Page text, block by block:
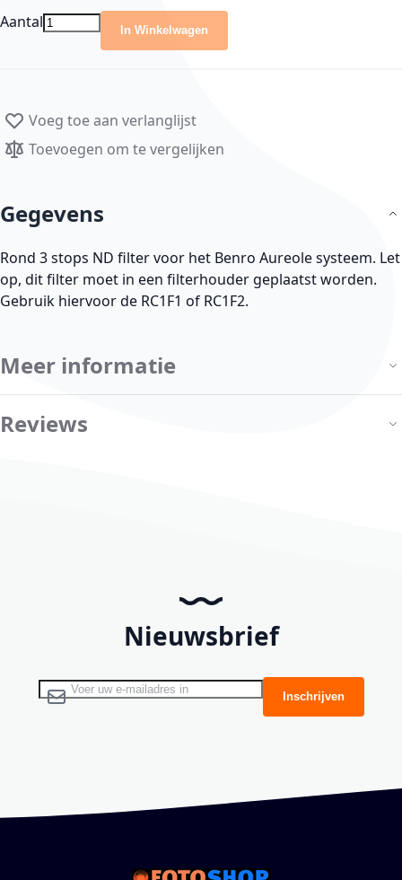
Aantal In Winkelwagen
Voeg toe aan verlanglijst
Toevoegen om te vergelijken
Gegevens
Rond 3 stops ND filter voor het Benro Aureole systeem. Let
op, dit filter moet in een filterhouder geplaatst worden.
Gebruik hiervoor de RC1F1 of RC1F2.
Meer informatie
Reviews
Nieuwsbrief
Abonneer u op onze nieuwsbrief Inschrijven